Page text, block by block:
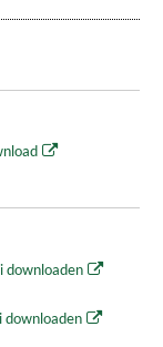
downloaden
downloaden